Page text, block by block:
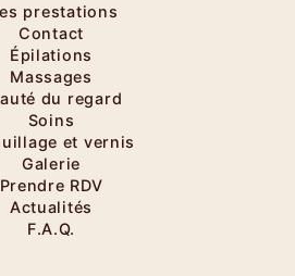
prestations
Contact
Épilations
Massages
du regard
Soins
et vernis
Galerie
Prendre RDV
Actualités
F.A.Q.